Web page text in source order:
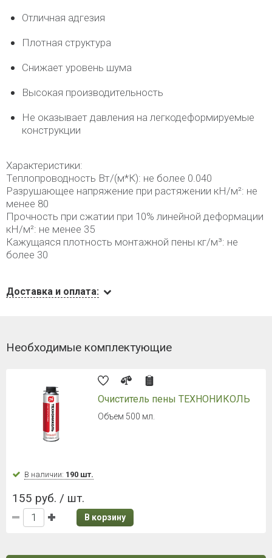
Отличная адгезия
Плотная структура
Снижает уровень шума
Высокая производительность
Не оказывает давления на легкодеформируемые
конструкции
Характеристики:
Теплопроводность Вт/(м*К): не более 0.040
Разрушающее напряжение при растяжении кН/м²: не
менее 80
Прочность при сжатии при 10% линейной деформации
кН/м²: не менее 35
Кажущаяся плотность монтажной пены кг/м³: не
более 30
Доставка и оплата:
Необходимые комплектующие
Очиститель пены ТЕХНОНИКОЛЬ
Объем 500 мл.
В наличии: 190 шт.
155 руб. / шт.
В корзину